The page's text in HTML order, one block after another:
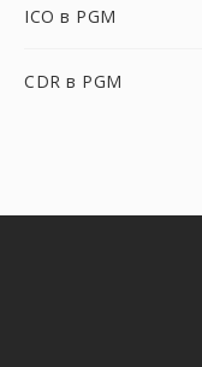
ICO в PGM
CDR в PGM